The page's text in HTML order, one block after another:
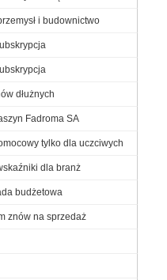
i budownictwo
dłużnych
Fadroma SA
tylko dla uczciwych
dla branż
budżetowa
znów na sprzedaż